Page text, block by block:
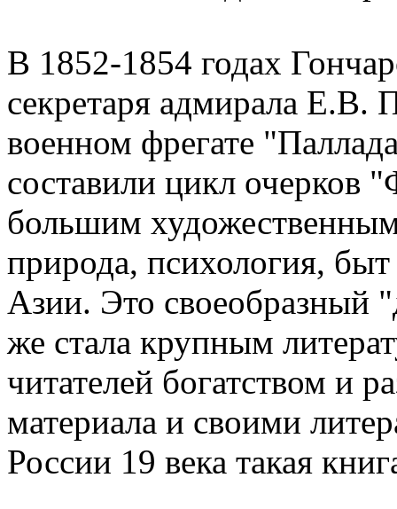
В 1852-1854 годах
секретаря адмирала Е.В.
военном фрегате
составили цикл очерков
большим
природа, психология,
Азии. Это своеобразный
же стала крупным
читателей богатством и
материала и своими
России 19 века такая